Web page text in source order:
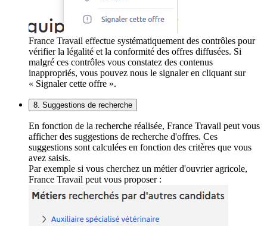
France Travail effectue systématiquement des contrôles pour
vérifier la légalité et la conformité des offres diffusées. Si
malgré ces contrôles vous constatez des contenus
inappropriés, vous pouvez nous le signaler en cliquant sur
« Signaler cette offre ».
8. Suggestions de recherche
En fonction de la recherche réalisée, France Travail peut vous
afficher des suggestions de recherche d'offres. Ces
suggestions sont calculées en fonction des critères que vous
avez saisis.
Par exemple si vous cherchez un métier d'ouvrier agricole,
France Travail peut vous proposer :